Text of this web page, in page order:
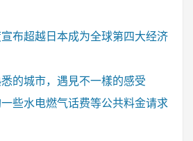
布超越日本成为全球第四大经济
的城市，遇見不一樣的感受
些水电燃气话费等公共料金请求